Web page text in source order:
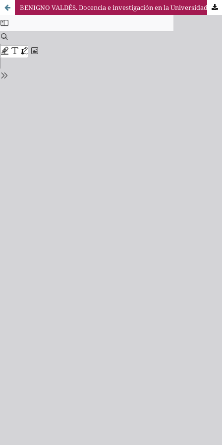
BENIGNO VALDÉS. Docencia e investigación en la Universidad española: situación actual y futuro deseable